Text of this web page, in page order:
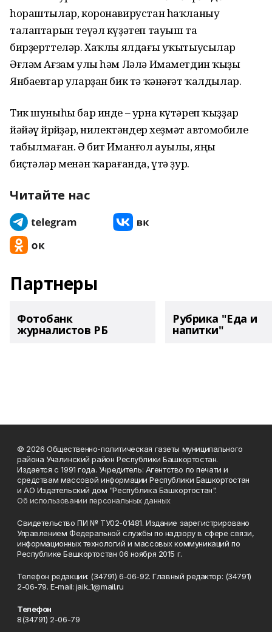
һораштылар, коронавирустан һаҡланыу
талаптарын теүәл күҙәтеп тауыш та
бирҙерттеләр. Хаҡлы ялдағы уҡытыусылар
Әғләм Ағзам улы һәм Ләлә Имаметдин ҡыҙы
Янбаевтар уларҙан бик тә ҡәнәғәт ҡалдылар.
Тик шуныһы бар инде – урна күтәреп ҡыҙҙар
йәйәү йөрөйҙәр, нилектәндер хеҙмәт автомобиле
табылмаған. Ә бит Иманғол ауылы, яңы
биҫтәләр менән ҡарағанда, үтә ҙур.
Читайте нас
Партнеры
Фотобанк
журналистов РБ
Рубрика "Еда и
напитки"
© 2026 Общественно-политическая газеты муниципального
района Учалинский район Республики Башкортостан.
Издается с 1991 года. Учредитель: Агентство по печати и
средствам массовой информации Республики Башкортостан
и АО Издательский дом "Республика Башкортостан".
Об использовании персональных данных
Свидетельство ПИ № ТУ02-01481. Издание зарегистрировано
Управлением Федеральной службы по надзору в сфере связи,
информационных технологий и массовых коммуникаций по
Республике Башкортостан 06 ноября 2015 г.
Телефон редакции: (34791) 6-06-92. Главный редактор: (34791)
2-06-79. Е-mаil: jaik_1@mail.ru
Телефон
8(34791) 2-06-79